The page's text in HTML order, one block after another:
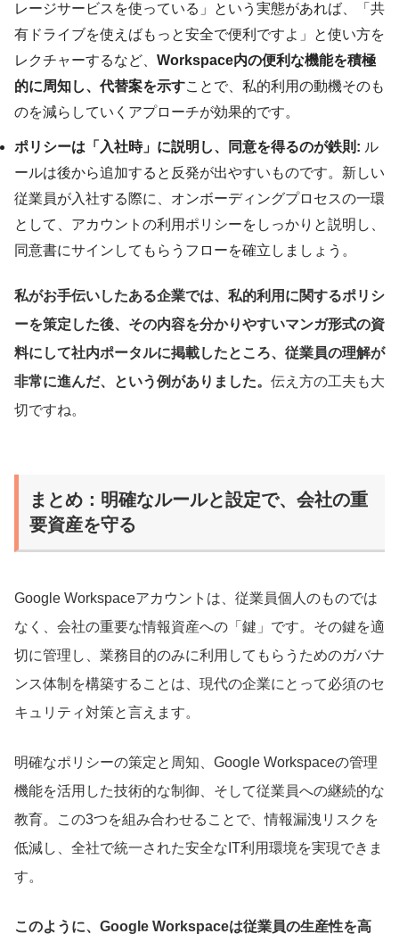
レージサービスを使っている」という実態があれば、「共
有ドライブを使えばもっと安全で便利ですよ」と使い方を
レクチャーするなど、 Workspace内の便利な機能を積極
的に周知し、代替案を示すことで、私的利用の動機そのも
のを減らしていくアプローチが効果的です。
ポリシーは「入社時」に説明し、同意を得るのが鉄則: ル
ールは後から追加すると反発が出やすいものです。新しい
従業員が入社する際に、オンボーディングプロセスの一環
として、アカウントの利用ポリシーをしっかりと説明し、
同意書にサインしてもらうフローを確立しましょう。
私がお手伝いしたある企業では、私的利用に関するポリシ
ーを策定した後、その内容を分かりやすいマンガ形式の資
料にして社内ポータルに掲載したところ、従業員の理解が
非常に進んだ、という例がありました。 伝え方の工夫も大
切ですね。
まとめ：明確なルールと設定で、会社の重
要資産を守る
Google Workspaceアカウントは、従業員個人のものでは
なく、会社の重要な情報資産への「鍵」です。その鍵を適
切に管理し、業務目的のみに利用してもらうためのガバナ
ンス体制を構築することは、現代の企業にとって必須のセ
キュリティ対策と言えます。
明確なポリシーの策定と周知、Google Workspaceの管理
機能を活用した技術的な制御、そして従業員への継続的な
教育。この3つを組み合わせることで、情報漏洩リスクを
低減し、全社で統一された安全なIT利用環境を実現できま
す。
このように、Google Workspaceは従業員の生産性を高